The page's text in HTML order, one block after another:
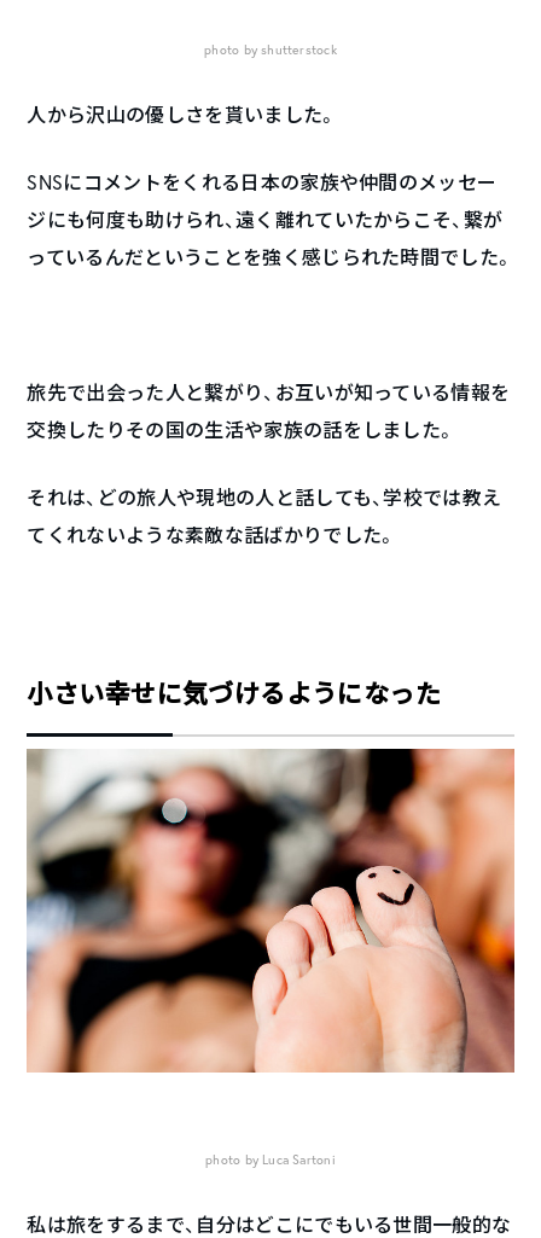
photo by shutterstock
人から沢山の優しさを貰いました。
SNSにコメントをくれる日本の家族や仲間のメッセー
ジにも何度も助けられ、遠く離れていたからこそ、繋が
っているんだということを強く感じられた時間でした。
旅先で出会った人と繋がり、お互いが知っている情報を
交換したりその国の生活や家族の話をしました。
それは、どの旅人や現地の人と話しても、学校では教え
てくれないような素敵な話ばかりでした。
小さい幸せに気づけるようになった
photo by Luca Sartoni
私は旅をするまで、自分はどこにでもいる世間一般的な